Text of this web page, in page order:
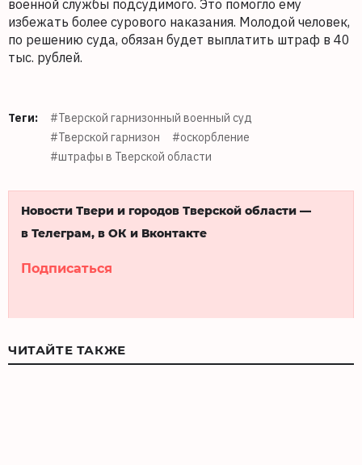
военной службы подсудимого. Это помогло ему
избежать более сурового наказания. Молодой человек,
по решению суда, обязан будет выплатить штраф в 40
тыс. рублей.
Теги:
#Тверской гарнизонный военный суд
#Тверской гарнизон
#оскорбление
#штрафы в Тверской области
Новости Твери и городов Тверской области —
в Телеграм, в ОК и Вконтакте
Подписаться
ЧИТАЙТЕ ТАКЖЕ